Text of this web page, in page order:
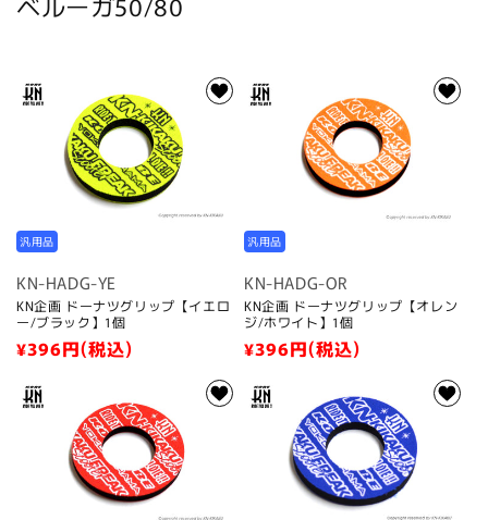
シ
汎用品
KN-HADG-YE
KN企画 ドーナツグリップ【イエロ
ー/ブラック】1個
通
価
¥396円(税込)
汎用品
KN-HADG-OR
KN企画 ドーナツグリップ【オレン
ジ/ホワイト】1個
通
価
¥396円(税込)